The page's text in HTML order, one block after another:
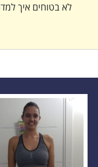
לא בטוחים איך